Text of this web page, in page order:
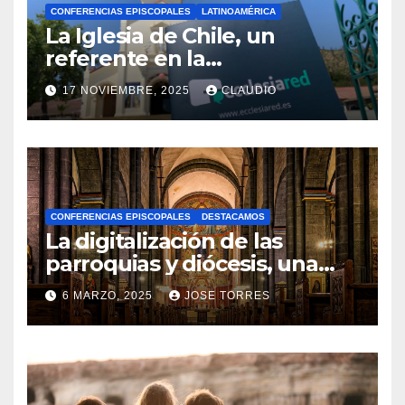
CONFERENCIAS EPISCOPALES LATINOAMÉRICA
La Iglesia de Chile, un
referente en la
transformación digital
gracias a Ecclesiared
17 NOVIEMBRE, 2025 CLAUDIO
N
O
H
A
Y
C
O
M
N
T
CONFERENCIAS EPISCOPALES DESTACAMOS
La digitalización de las
parroquias y diócesis, una
realidad ya para el futuro de
la Iglesia
6 MARZO, 2025 JOSE TORRES
N
O
H